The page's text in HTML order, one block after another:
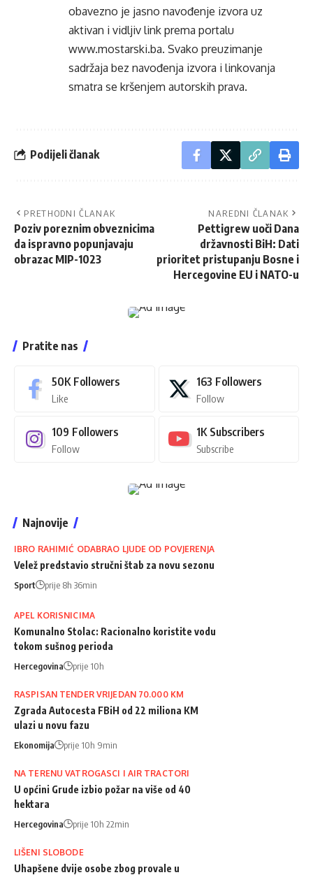
obavezno je jasno navođenje izvora uz
aktivan i vidljiv link prema portalu
www.mostarski.ba. Svako preuzimanje
sadržaja bez navođenja izvora i linkovanja
smatra se kršenjem autorskih prava.
Podijeli članak
PRETHODNI ČLANAK
Poziv poreznim obveznicima
da ispravno popunjavaju
obrazac MIP-1023
NAREDNI ČLANAK
Pettigrew uoči Dana
državnosti BiH: Dati
prioritet pristupanju Bosne i
Hercegovine EU i NATO-u
Pratite nas
50K Followers
Like
163 Followers
Follow
109 Followers
Follow
1K Subscribers
Subscribe
Najnovije
IBRO RAHIMIĆ ODABRAO LJUDE OD POVJERENJA
Velež predstavio stručni štab za novu sezonu
Sport prije 8h 36min
APEL KORISNICIMA
Komunalno Stolac: Racionalno koristite vodu
tokom sušnog perioda
Hercegovina prije 10h
RASPISAN TENDER VRIJEDAN 70.000 KM
Zgrada Autocesta FBiH od 22 miliona KM
ulazi u novu fazu
Ekonomija prije 10h 9min
NA TERENU VATROGASCI I AIR TRACTORI
U općini Grude izbio požar na više od 40
hektara
Hercegovina prije 10h 22min
LIŠENI SLOBODE
Uhapšene dvije osobe zbog provale u